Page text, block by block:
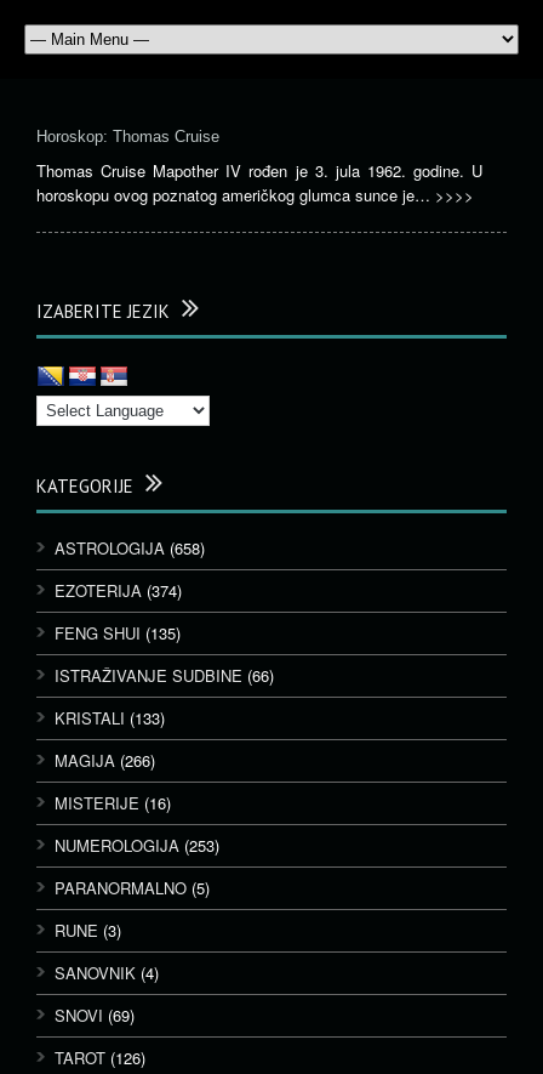
Horoskop: Thomas Cruise
Thomas Cruise Mapother IV rođen je 3. jula 1962. godine. U
horoskopu ovog poznatog američkog glumca sunce je… >>>>
IZABERITE JEZIK
KATEGORIJE
ASTROLOGIJA (658)
EZOTERIJA (374)
FENG SHUI (135)
ISTRAŽIVANJE SUDBINE (66)
KRISTALI (133)
MAGIJA (266)
MISTERIJE (16)
NUMEROLOGIJA (253)
PARANORMALNO (5)
RUNE (3)
SANOVNIK (4)
SNOVI (69)
TAROT (126)